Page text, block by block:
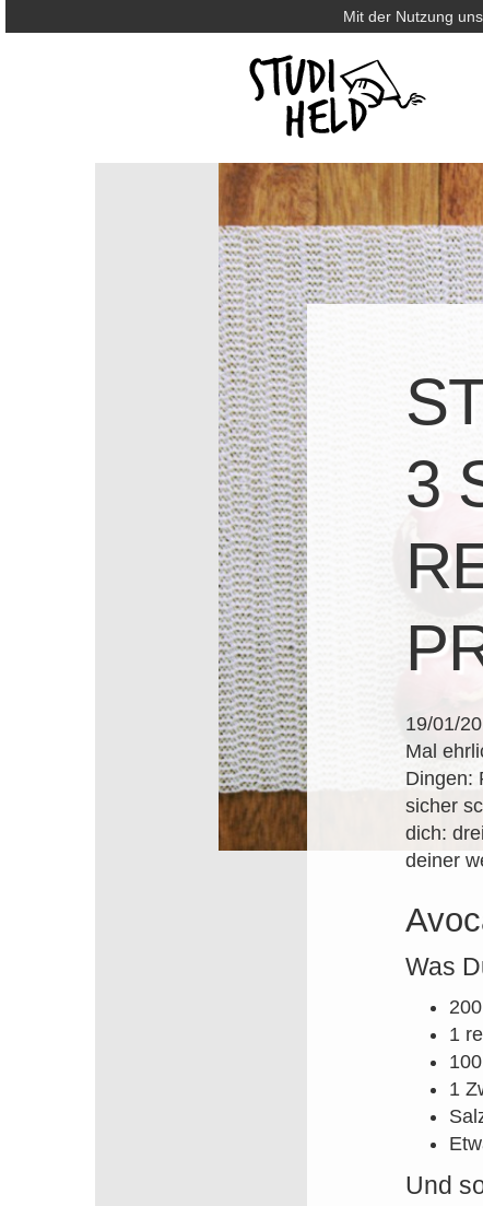
Mit der Nutzung
3
19/01/
Mal
Dingen:
sicher
dich:
deiner
Was
1
1
Und